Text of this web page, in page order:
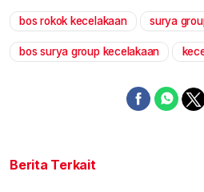
bos rokok kecelakaan surya
bos surya group kecelakaan
Berita Terkait